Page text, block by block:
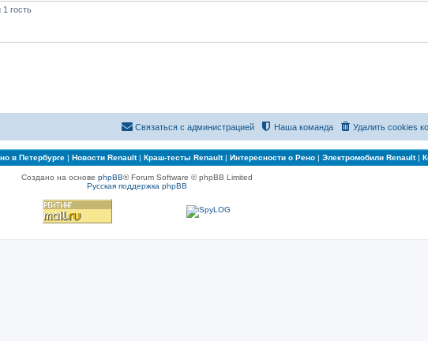
гость
Удалить cookies
Наша команда
Связаться с администрацией
в Петербурге| Новости Renault| Краш-тесты Renault| Интересности о Рено| Электромобили Renault|
Создано на основе phpBB® Forum Software © phpBB Limited
Русская поддержка phpBB